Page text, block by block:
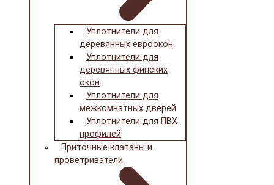
Уплотнители для
деревянных евроокон
Уплотнители для
деревянных финских
окон
Уплотнители для
межкомнатных дверей
Уплотнители для ПВХ
профилей
Приточные клапаны и
проветриватели